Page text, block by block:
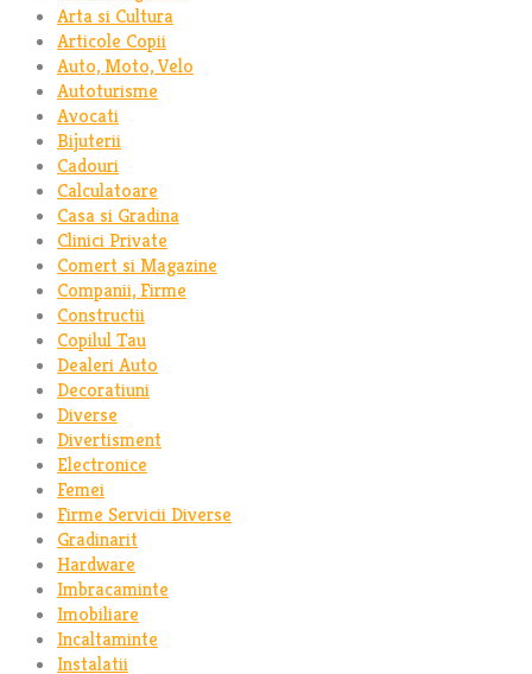
Arta si Cultura
Articole Copii
Auto, Moto, Velo
Autoturisme
Avocati
Bijuterii
Cadouri
Calculatoare
Casa si Gradina
Clinici Private
Comert si Magazine
Companii, Firme
Constructii
Copilul Tau
Dealeri Auto
Decoratiuni
Diverse
Divertisment
Electronice
Femei
Firme Servicii Diverse
Gradinarit
Hardware
Imbracaminte
Imobiliare
Incaltaminte
Instalatii